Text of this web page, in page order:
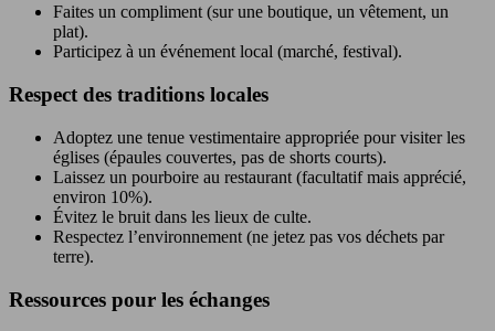
Faites un compliment (sur une boutique, un vêtement, un
plat).
Participez à un événement local (marché, festival).
Respect des traditions locales
Adoptez une tenue vestimentaire appropriée pour visiter les
églises (épaules couvertes, pas de shorts courts).
Laissez un pourboire au restaurant (facultatif mais apprécié,
environ 10%).
Évitez le bruit dans les lieux de culte.
Respectez l’environnement (ne jetez pas vos déchets par
terre).
Ressources pour les échanges